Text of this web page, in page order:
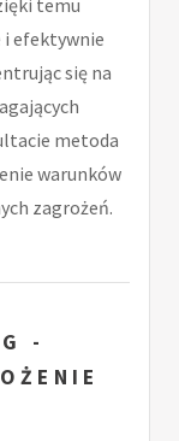
i efektywnie
się na
metoda
warunków
zagrożeń.
-